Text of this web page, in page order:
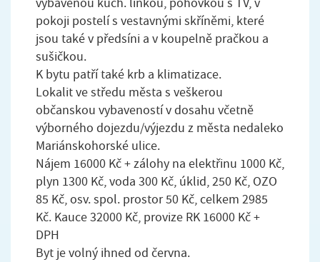
pokoji postelí s vestavnými skříněmi, které
jsou také v předsíni a v koupelně pračkou a
sušičkou.
K bytu patří také krb a klimatizace.
Lokalit ve středu města s veškerou
občanskou vybaveností v dosahu včetně
výborného dojezdu/výjezdu z města nedaleko
Mariánskohorské ulice.
Nájem 16000 Kč + zálohy na elektřinu 1000 Kč,
plyn 1300 Kč, voda 300 Kč, úklid, 250 Kč, OZO
85 Kč, osv. spol. prostor 50 Kč, celkem 2985
Kč. Kauce 32000 Kč, provize RK 16000 Kč +
DPH
Byt je volný ihned od června.